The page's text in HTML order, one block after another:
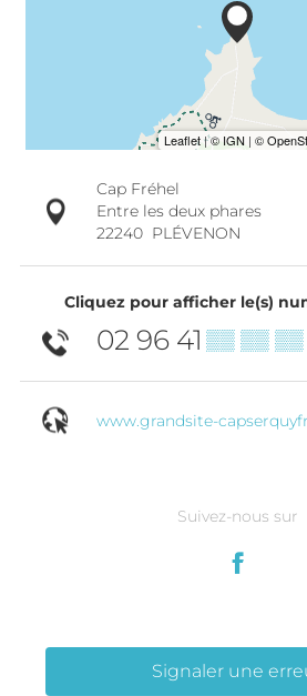
Cap Fréhel
Entre les deux phares
22240 PLÉVENON
Cliquez pour afficher le(s)
02 96 41 ▒▒ ▒▒ ▒▒
www.grandsite-
Suivez-nous sur
Signaler une